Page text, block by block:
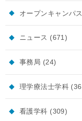
オープンキャンパス
ニュース (671)
事務局 (24)
理学療法士学科
看護学科 (309)